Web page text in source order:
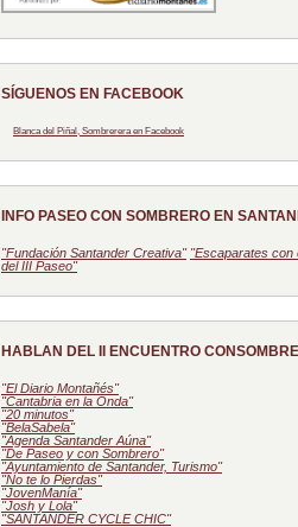
SÍGUENOS EN FACEBOOK
Blanca del Piñal, Sombrerera en Facebook
INFO PASEO CON SOMBRERO EN
"Fundación Santander Creativa" "Escaparates con
del III Paseo"
HABLAN DEL II ENCUENTRO
"El Diario Montañés"
"Cantabria en la Onda"
"20 minutos"
"BelaSabela"
"Agenda Santander Aúna"
"De Paseo y con Sombrero"
"Ayuntamiento de Santander, Turismo"
"No te lo Pierdas"
"JovenManía"
"Josh y Lola"
"SANTANDER CYCLE CHIC"